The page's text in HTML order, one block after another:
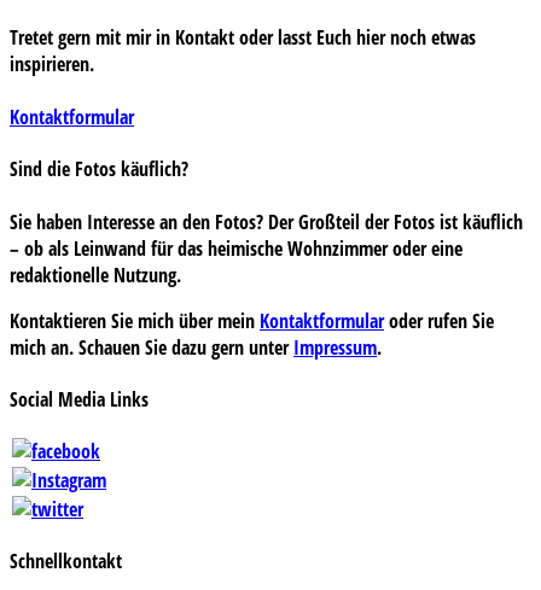
Tretet gern mit mir in Kontakt oder lasst Euch hier noch etwas
inspirieren.
Kontaktformular
Sind die Fotos käuflich?
Sie haben Interesse an den Fotos? Der Großteil der Fotos ist käuflich
– ob als Leinwand für das heimische Wohnzimmer oder eine
redaktionelle Nutzung.
Kontaktieren Sie mich über mein Kontaktformularoder rufen Sie
mich an. Schauen Sie dazu gern unterImpressum.
Social Media Links
Schnellkontakt